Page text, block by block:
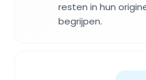
resten in hun
begrijpen.